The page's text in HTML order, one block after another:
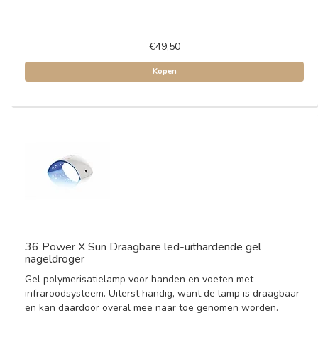
€49,50
Kopen
36 Power X Sun Draagbare led-uithardende gel
nageldroger
Gel polymerisatielamp voor handen en voeten met
infraroodsysteem. Uiterst handig, want de lamp is draagbaar
en kan daardoor overal mee naar toe genomen worden.